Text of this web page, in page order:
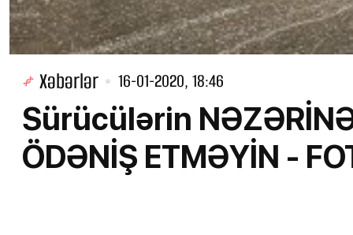
Xəbərlər 16-01-2020, 18:46
Sürücülərin
ÖDƏNİŞ ETMƏYİN -